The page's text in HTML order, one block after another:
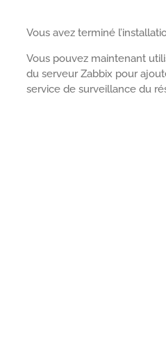
Vous avez terminé
Vous pouvez maintenant
du serveur Zabbix pour
service de surveillance du